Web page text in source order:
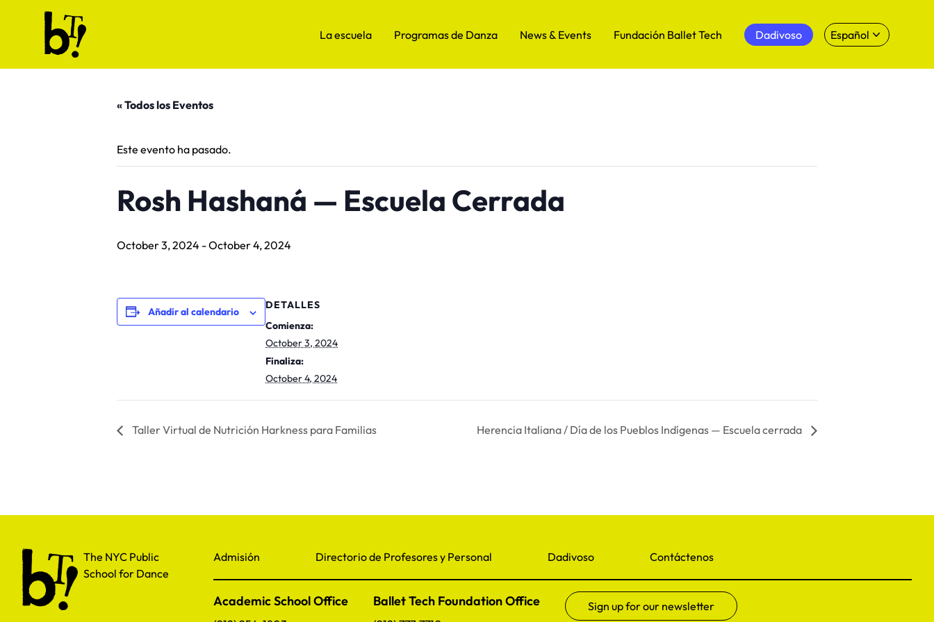
Skip to content
Ballet Tech
La escuela Programas de Danza News & Events Fundación Ballet Tech Dadivoso Español
« Todos los Eventos
Este evento ha pasado.
Rosh Hashaná — Escuela Cerrada
October 3, 2024 -October 4, 2024
Añadir al calendario
DETALLES
Comienza:
October 3, 2024
Finaliza:
October 4, 2024
Taller Virtual de Nutrición Harkness para Familias Herencia Italiana / Día de los Pueblos Indígenas — Escuela cerrada
The NYC Public School for Dance
The NYC Public
School for Dance
Admisión Directorio de Profesores y Personal Dadivoso Contáctenos
Academic School Office Ballet Tech Foundation Office Sign up for our newsletter